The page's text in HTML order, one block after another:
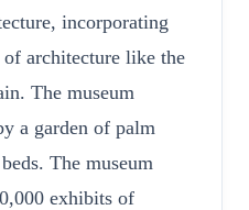
incorporating
architecture like the
The museum
a garden of palm
The museum
exhibits of